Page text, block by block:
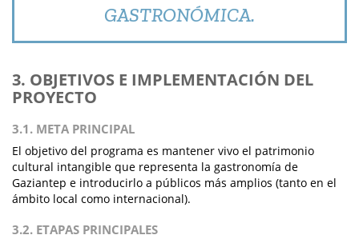
GASTRONÓMICA.
3. OBJETIVOS E IMPLEMENTACIÓN DEL
PROYECTO
3.1. META PRINCIPAL
El objetivo del programa es mantener vivo el patrimonio
cultural intangible que representa la gastronomía de
Gaziantep e introducirlo a públicos más amplios (tanto en el
ámbito local como internacional).
3.2. ETAPAS PRINCIPALES